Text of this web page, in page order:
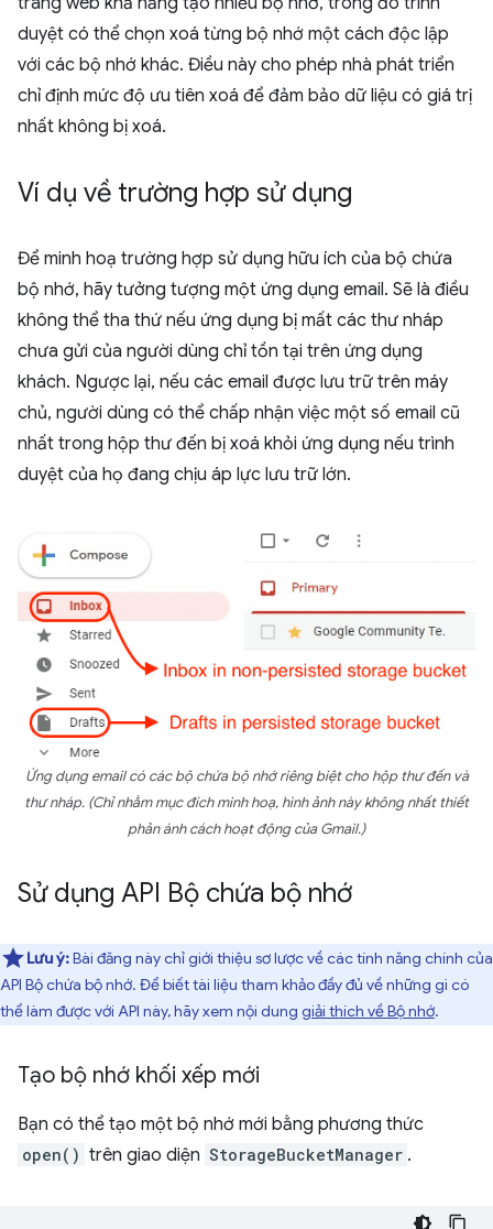
duyệt có thể chọn xoá từng bộ nhớ một cách độc lập
với các bộ nhớ khác. Điều này cho phép nhà phát triển
chỉ định mức độ ưu tiên xoá để đảm bảo dữ liệu có giá trị
nhất không bị xoá.
Ví dụ về trường hợp sử dụng
Để minh hoạ trường hợp sử dụng hữu ích của bộ chứa
bộ nhớ, hãy tưởng tượng một ứng dụng email. Sẽ là điều
không thể tha thứ nếu ứng dụng bị mất các thư nháp
chưa gửi của người dùng chỉ tồn tại trên ứng dụng
khách. Ngược lại, nếu các email được lưu trữ trên máy
chủ, người dùng có thể chấp nhận việc một số email cũ
nhất trong hộp thư đến bị xoá khỏi ứng dụng nếu trình
duyệt của họ đang chịu áp lực lưu trữ lớn.
Ứng dụng email có các bộ chứa bộ nhớ riêng biệt cho hộp thư đến và
thư nháp. (Chỉ nhằm mục đích minh hoạ, hình ảnh này không nhất thiết
phản ánh cách hoạt động của Gmail.)
Sử dụng API Bộ chứa bộ nhớ
Lưu ý:Bài đăng này chỉ giới thiệu sơ lược về các tính năng chính của
API Bộ chứa bộ nhớ. Để biết tài liệu tham khảo đầy đủ về những gì có
thể làm được với API này, hãy xem nội dung giải thích về Bộ nhớ.
Tạo bộ nhớ khối xếp mới
Bạn có thể tạo một bộ nhớ mới bằng phương thức
open() trên giao diện StorageBucketManager .